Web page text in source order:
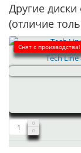
Другие
(отличие
Снят с производства!
Tech Line